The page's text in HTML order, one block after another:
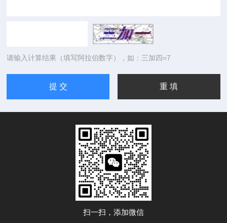
请输入计算结果（填写阿拉伯数字），如：三加四=7
扫一扫，添加微信